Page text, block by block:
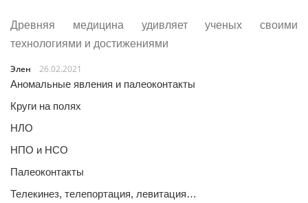
Древняя медицина удивляет ученых своими
технологиями и достижениями
Элен
26.02.2021
Аномальные явления и палеоконтакты
Круги на полях
НЛО
НПО и НСО
Палеоконтакты
Телекинез, телепортация, левитация…